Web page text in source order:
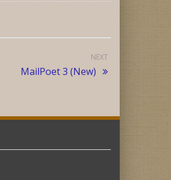
NEXT
MailPoet 3 (New)